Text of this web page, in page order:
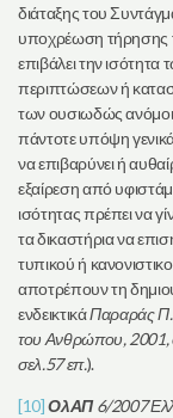
διάταξης του
υποχρέωση τήρησης
επιβάλει την
περιπτώσεων ή
των ουσιωδώς
πάντοτε υπόψη γενικά
να επιβαρύνει ή
εξαίρεση από
ισότητας πρέπει να
τα δικαστήρια να
τυπικού ή
αποτρέπουν τη
ενδεικτικάΠαραράς
του Ανθρώπου, 2001,
σελ.57 επ.).
[10]ΟλΑΠ6/2007